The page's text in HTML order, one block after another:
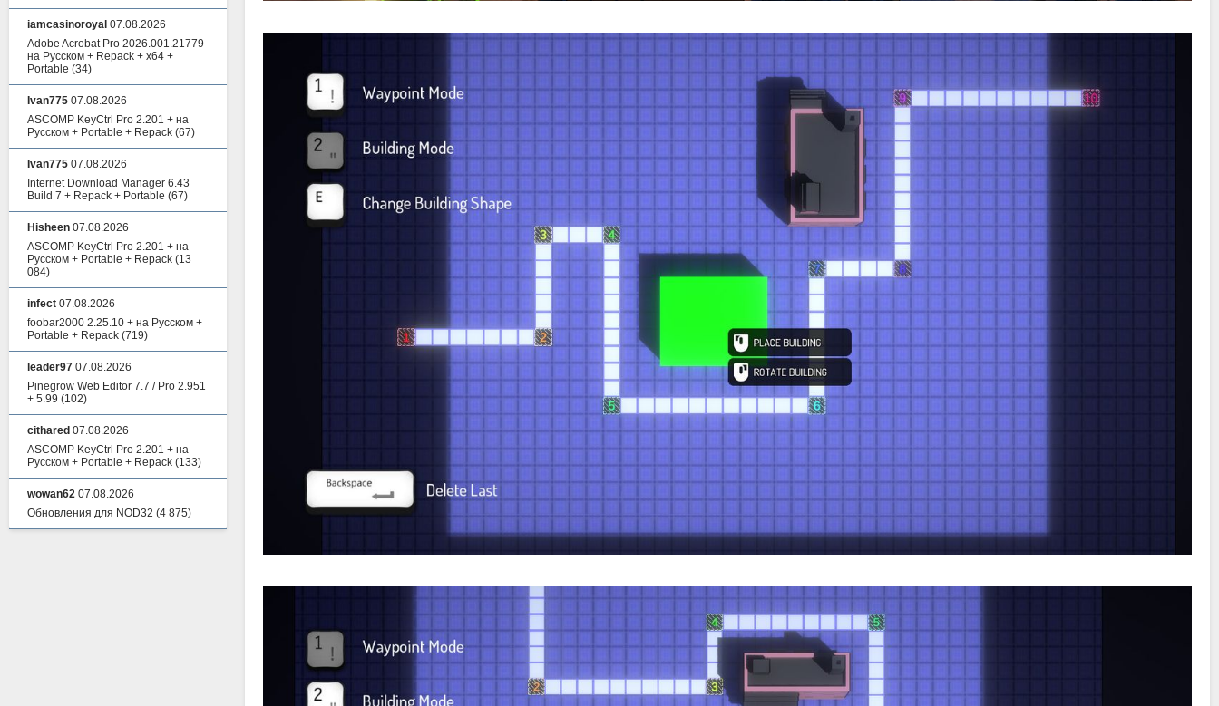
iamcasinoroyal 07.08.2026
Adobe Acrobat Pro 2026.001.21779
на Русском + Repack + x64 +
Portable (34)
Ivan775 07.08.2026
ASCOMP KeyCtrl Pro 2.201 + на
Русском + Portable + Repack (67)
Ivan775 07.08.2026
Internet Download Manager 6.43
Build 7 + Repack + Portable (67)
Hisheen 07.08.2026
ASCOMP KeyCtrl Pro 2.201 + на
Русском + Portable + Repack (13
084)
infect 07.08.2026
foobar2000 2.25.10 + на Русском +
Portable + Repack (719)
leader97 07.08.2026
Pinegrow Web Editor 7.7 / Pro 2.951
+ 5.99 (102)
cithared 07.08.2026
ASCOMP KeyCtrl Pro 2.201 + на
Русском + Portable + Repack (133)
wowan62 07.08.2026
Обновления для NOD32 (4 875)